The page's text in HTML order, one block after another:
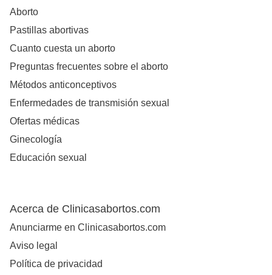
Aborto
Pastillas abortivas
Cuanto cuesta un aborto
Preguntas frecuentes sobre el aborto
Métodos anticonceptivos
Enfermedades de transmisión sexual
Ofertas médicas
Ginecología
Educación sexual
Acerca de Clinicasabortos.com
Anunciarme en Clinicasabortos.com
Aviso legal
Política de privacidad